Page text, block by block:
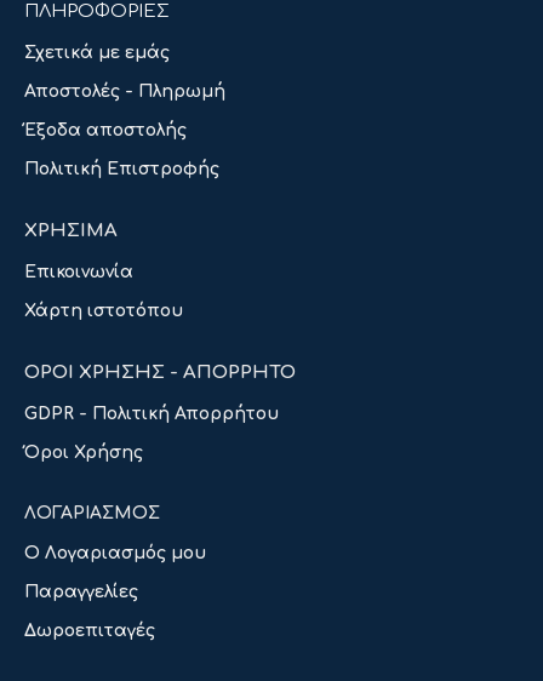
ΠΛΗΡΟΦΟΡΙΕΣ
Σχετικά με εμάς
Αποστολές - Πληρωμή
Έξοδα αποστολής
Πολιτική Επιστροφής
ΧΡΗΣΙΜΑ
Επικοινωνία
Χάρτη ιστοτόπου
ΟΡΟΙ ΧΡΗΣΗΣ - ΑΠΟΡΡΗΤΟ
GDPR - Πολιτική Απορρήτου
Όροι Χρήσης
ΛΟΓΑΡΙΑΣΜΟΣ
Ο Λογαριασμός μου
Παραγγελίες
Δωροεπιταγές